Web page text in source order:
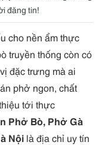
đăng tin!
cho nền ẩm thực
truyền thống còn có
đặc trưng mà ai
phở ngon, chất
tới thực
Phở Bò, Phở Gà
Nội là địa chỉ uy tín